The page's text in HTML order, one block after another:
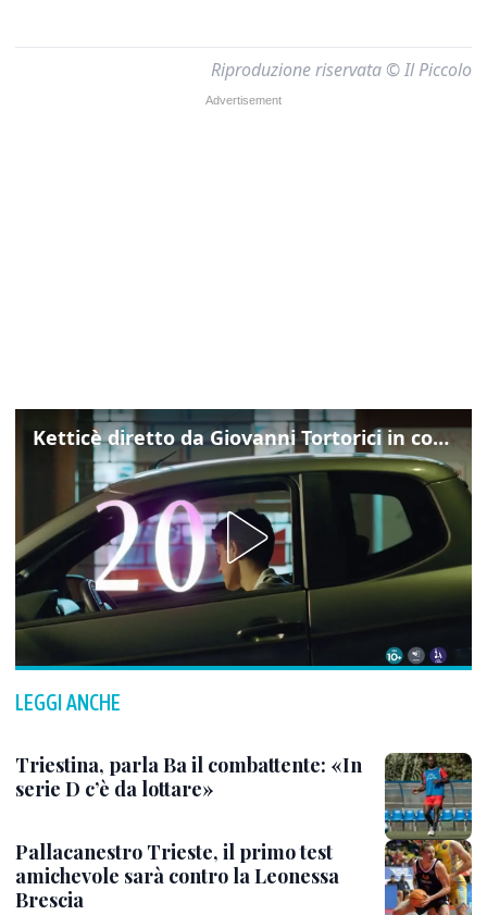
Riproduzione riservata © Il Piccolo
Ketticè diretto da Giovanni Tortorici in concorso al Locarno Film Festival
LEGGI ANCHE
Triestina, parla Ba il combattente: «In
serie D c’è da lottare»
Pallacanestro Trieste, il primo test
amichevole sarà contro la Leonessa
Brescia